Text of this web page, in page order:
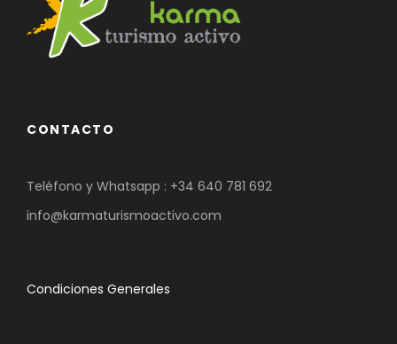
CONTACTO
Teléfono y Whatsapp : +34 640 781 692
info@karmaturismoactivo.com
Condiciones Generales